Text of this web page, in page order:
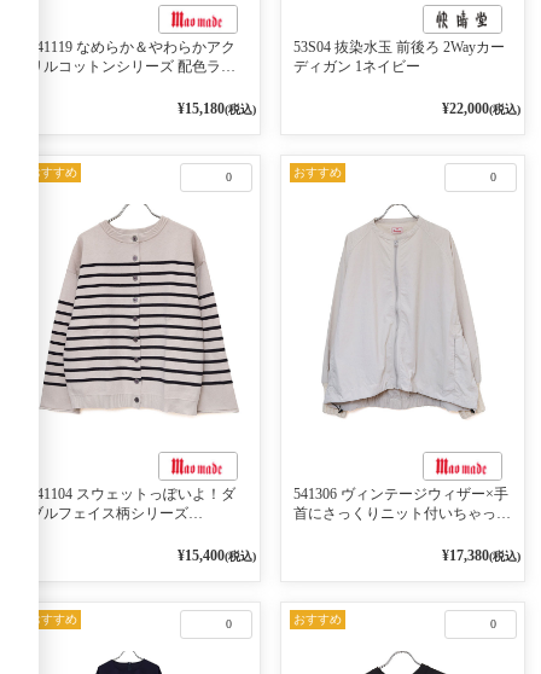
541119 なめらか＆やわらかアク
リルコットンシリーズ 配色ライ
ン 10ベージュ×ネイビー¥15,180(税込)
53S04 抜染水玉 前後ろ 2Wayカー
ディガン 1ネイビー
¥22,000(税込)
0
おすすめ
541104 スウェットっぽいよ！ダ
ブルフェイス柄シリーズ
2WAY プルオーバー 101オフベー
¥15,400(税込)
0
おすすめ
541306 ヴィンテージウィザー×手
首にさっくりニット付いちゃった
¥17,380(税込)
0
おすすめ 0
おすすめ